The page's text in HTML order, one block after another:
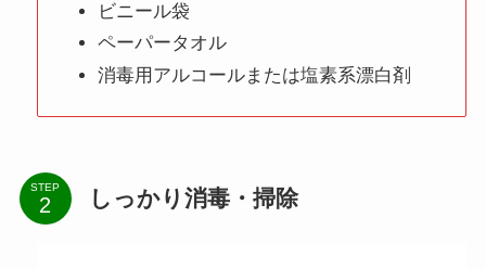
ビニール袋
ペーパータオル
消毒用アルコールまたは塩素系漂白剤
STEP しっかり消毒・掃除